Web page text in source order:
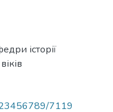
історії
7119